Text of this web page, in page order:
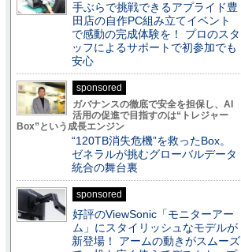
手ぶらで挑戦できるアプライド豊
田店の自作PC組み立てイベント
で感動の完成体験を！ プロのスタ
ッフによるサポートで初参加でも
安心
sponsored
ガバナンスの徹底で安全を担保し、AI
活用の促進で目指すのは“トレジャー
Box”という成長エンジン
“120TB消失危機”を救ったBox。
ゼネラルが挑むグローバルデータ
統合の舞台裏
sponsored
好評のViewSonic「モニターアー
ム」にスタイリッシュなモデルが
新登場！ アームの動きがスムーズ